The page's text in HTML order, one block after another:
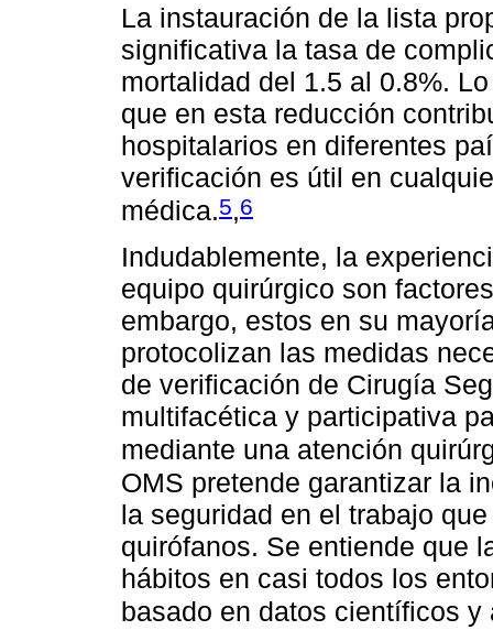
La instauración de la lista
significativa la tasa de
mortalidad del 1.5 al 0.8%.
que en esta reducción
hospitalarios en diferentes
verificación es útil en
médica.5,6
Indudablemente, la
equipo quirúrgico son
embargo, estos en su
protocolizan las medidas
de verificación de Cirugía
multifacética y participativa
mediante una atención
OMS pretende garantizar la
la seguridad en el trabajo
quirófanos. Se entiende que
hábitos en casi todos los
basado en datos científicos y